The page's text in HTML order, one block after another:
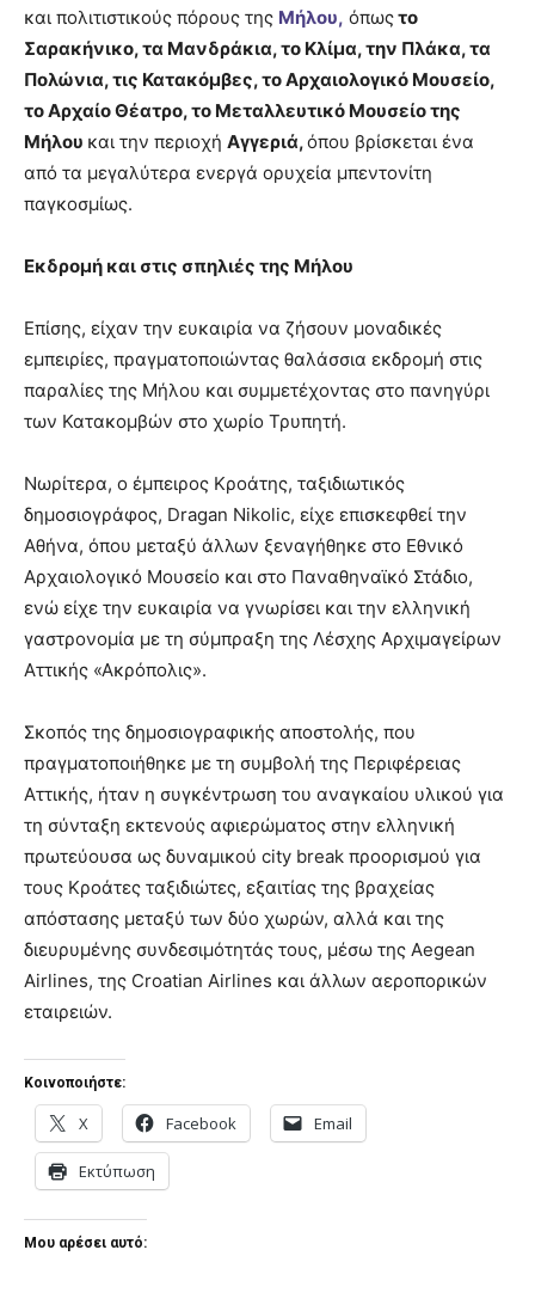
και πολιτιστικούς πόρους της Μήλου, όπωςτο
Σαρακήνικο, τα Μανδράκια, το Κλίμα, την Πλάκα, τα
Πολώνια, τις Κατακόμβες, το Αρχαιολογικό Μουσείο,
το Αρχαίο Θέατρο, το Μεταλλευτικό Μουσείο της
Μήλου και την περιοχή Αγγεριά,όπου βρίσκεται ένα
από τα μεγαλύτερα ενεργά ορυχεία μπεντονίτη
παγκοσμίως.
Εκδρομή και στις σπηλιές της Μήλου
Επίσης, είχαν την ευκαιρία να ζήσουν μοναδικές
εμπειρίες, πραγματοποιώντας θαλάσσια εκδρομή στις
παραλίες της Μήλου και συμμετέχοντας στο πανηγύρι
των Κατακομβών στο χωρίο Τρυπητή.
Νωρίτερα, ο έμπειρος Κροάτης, ταξιδιωτικός
δημοσιογράφος, Dragan Nikolic, είχε επισκεφθεί την
Αθήνα, όπου μεταξύ άλλων ξεναγήθηκε στο Εθνικό
Αρχαιολογικό Μουσείο και στο Παναθηναϊκό Στάδιο,
ενώ είχε την ευκαιρία να γνωρίσει και την ελληνική
γαστρονομία με τη σύμπραξη της Λέσχης Αρχιμαγείρων
Αττικής «Ακρόπολις».
Σκοπός της δημοσιογραφικής αποστολής, που
πραγματοποιήθηκε με τη συμβολή της Περιφέρειας
Αττικής, ήταν η συγκέντρωση του αναγκαίου υλικού για
τη σύνταξη εκτενούς αφιερώματος στην ελληνική
πρωτεύουσα ως δυναμικού city break προορισμού για
τους Κροάτες ταξιδιώτες, εξαιτίας της βραχείας
απόστασης μεταξύ των δύο χωρών, αλλά και της
διευρυμένης συνδεσιμότητάς τους, μέσω της Aegean
Airlines, της Croatian Airlines και άλλων αεροπορικών
εταιρειών.
Κοινοποιήστε:
X Facebook Email
Εκτύπωση
Μου αρέσει αυτό: